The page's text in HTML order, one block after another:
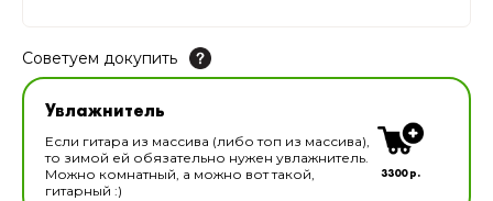
Советуем докупить
Увлажнитель для музыкальных инструментов
В наличии
Увлажнитель
Если гитара из массива (либо топ из массива),
то зимой ей обязательно нужен увлажнитель.
Можно комнатный, а можно вот такой,
гитарный :)
3300 р.